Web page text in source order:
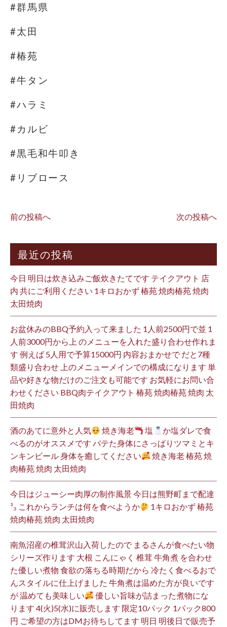
#群馬県
#太田
#椿苑
#牛タン
#ハラミ
#カルビ
#黒毛和牛叩き
#リブロース
前の投稿へ 次の投稿へ
最近の投稿
今日 明日は炊き込みご飯炊きたてです テイクアウト 店
内 共にご利用ください 1キロおかず 椿苑 焼肉椿苑 焼肉
太田焼肉
お盆休みのBBQ予約入って来ました 1人前2500円で並 1
人前3000円から上 のメニューを入れた盛り合わせ作れま
す 例えば 5人用で予算15000円 内容おまかせで だと7種
類盛り合わせ 上のメニューメインでの構成になります 単
品や好きな物だけのご注文も可能です お気軽にお問い合
わせください BBQ肉テイクアウト 椿苑 焼肉椿苑 焼肉 太
田焼肉
酒のあてに意外と人気 焼き海老 塩
か塩ダレで食
べるのがオススメです バテた身体にさっぱりツマミとキ
ンキンビール 身体を癒してください
焼き海老 椿苑 焼
肉椿苑 焼肉 太田焼肉
今日はジューシー肉厚の制作風景 今日は熊野町まで配達
³₃ これからランチは何を食べようか
1キロおかず 椿苑
焼肉椿苑 焼肉 太田焼肉
南魚沼産の椎茸沢山入荷したので まるさんが食べたい物
シリーズ作ります 大根 こんにゃく 椎茸 牛角煮 を合わせ
た優しい煮物 食欲の落ちる時期だから 冷たく食べるおで
んスタイルに仕上げました 牛角煮は温めた方が良いです
が 温めても美味しい
優しい旨味が詰まった煮物にな
ります 4(火)5(水)に販売します 限定10パック 1パック800
円 ご希望の方はDMお待ちしてます 明日 明後日で販売予